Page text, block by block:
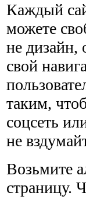
Каждый
можете
не дизайн,
свой
таким,
соцсеть
не
Возьмите
страницу.